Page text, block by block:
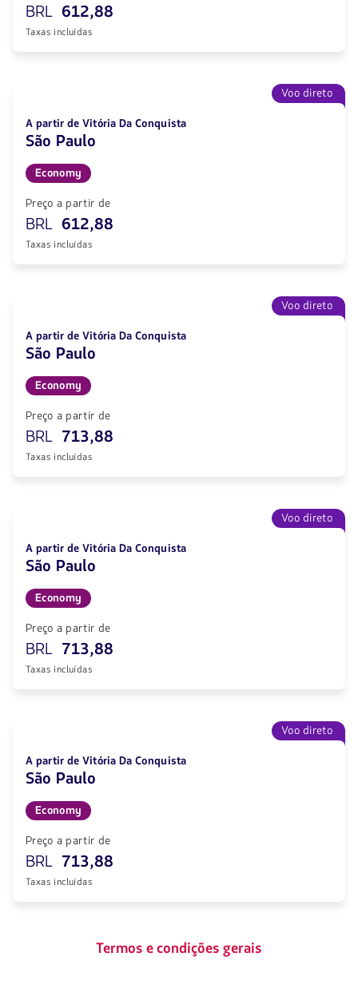
BRL 612,88
Taxas incluídas
Voo direto
A partir de Vitória Da Conquista
São Paulo
Economy
Preço a partir de
BRL 612,88
Taxas incluídas
Voo direto
A partir de Vitória Da Conquista
São Paulo
Economy
Preço a partir de
BRL 713,88
Taxas incluídas
Voo direto
A partir de Vitória Da Conquista
São Paulo
Economy
Preço a partir de
BRL 713,88
Taxas incluídas
Voo direto
A partir de Vitória Da Conquista
São Paulo
Economy
Preço a partir de
BRL 713,88
Taxas incluídas
Termos e condições gerais